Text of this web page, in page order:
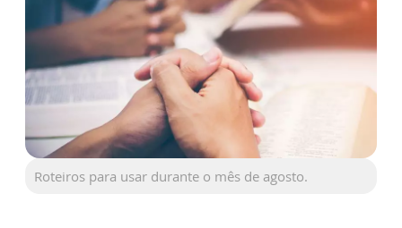
Roteiros para usar durante o mês de agosto.